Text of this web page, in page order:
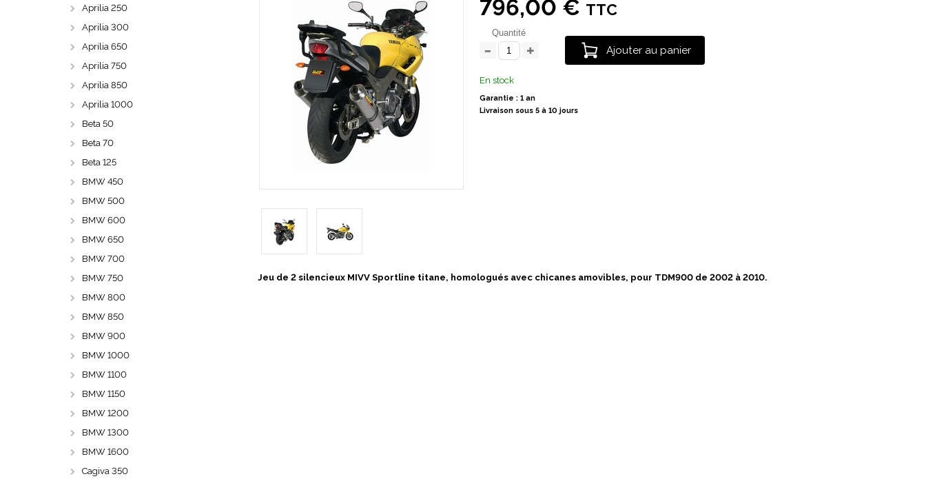
Aprilia 250
Aprilia 300
Aprilia 650
Aprilia 750
Aprilia 850
Aprilia 1000
Beta 50
Beta 70
Beta 125
BMW 450
BMW 500
BMW 600
BMW 650
BMW 700
BMW 750
BMW 800
BMW 850
BMW 900
BMW 1000
BMW 1100
BMW 1150
BMW 1200
BMW 1300
BMW 1600
Cagiva 350
796,00 € TTC
Quantité
Ajouter au panier
En stock
Garantie : 1 an
Livraison sous 5 à 10 jours
Jeu de 2 silencieux MIVV Sportline titane, homologués avec chicanes amovibles, pour TDM900 de 2002 à 2010.